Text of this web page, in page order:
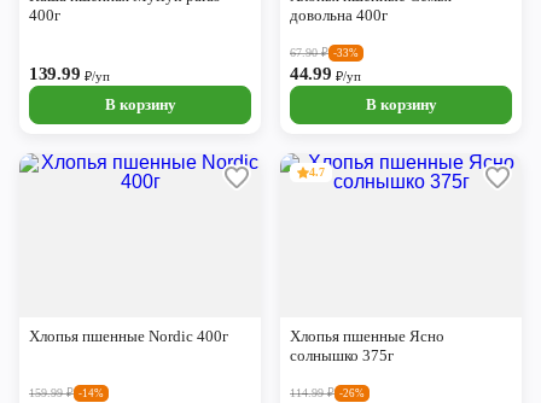
Ярославль
400г
139.99 ₽/уп
В корзину
довольна 400г
67.90₽ -33%
44.99₽/уп
В корзину
Хлопья пшенные Nordic 400г
159.99₽ -14%
4.7
Хлопья пшенные Ясно
солнышко 375г
114.99₽ -26%